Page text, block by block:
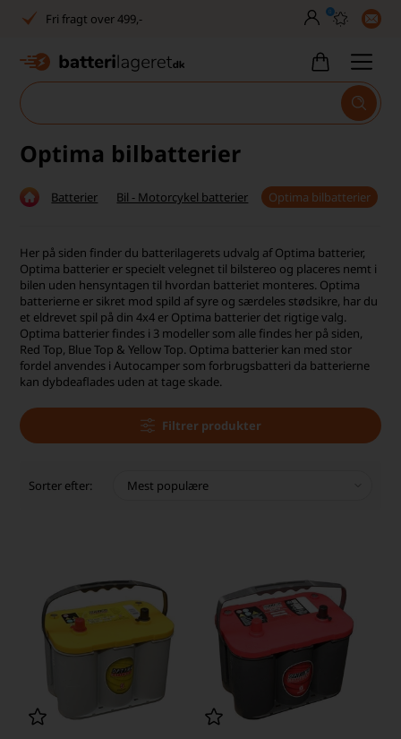
Dansk lager
30 dages returret
Fri fragt over 499,-
Dansk lager
30 dages returret
Tlf. er lukket uge 27-32
1040+ glade kunder på Trustpilot
0
Optima bilbatterier
Batterier Bil - Motorcykel batterier Optima bilbatterier
Her på siden finder du batterilagerets udvalg af Optima batterier,
Optima batterier er specielt velegnet til bilstereo og placeres nemt i
bilen uden hensyntagen til hvordan batteriet monteres. Optima
batterierne er sikret mod spild af syre og særdeles stødsikre, har du
et eldrevet spil på din 4x4 er Optima batterier det rigtige valg.
Optima batterier findes i 3 modeller som alle findes her på siden,
Red Top, Blue Top & Yellow Top. Optima batterier kan med stor
fordel anvendes i Autocamper som forbrugsbatteri da batterierne
kan dybdeaflades uden at tage skade.
Filtrer produkter
Sorter efter: